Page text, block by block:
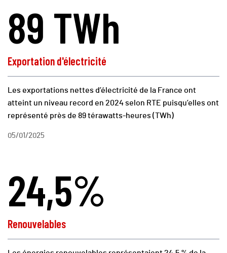
89 TWh
Exportation d'électricité
Les exportations nettes d’électricité de la France ont
atteint un niveau record en 2024 selon RTE puisqu’elles ont
représenté près de 89 térawatts-heures (TWh)
05/01/2025
24,5%
Renouvelables